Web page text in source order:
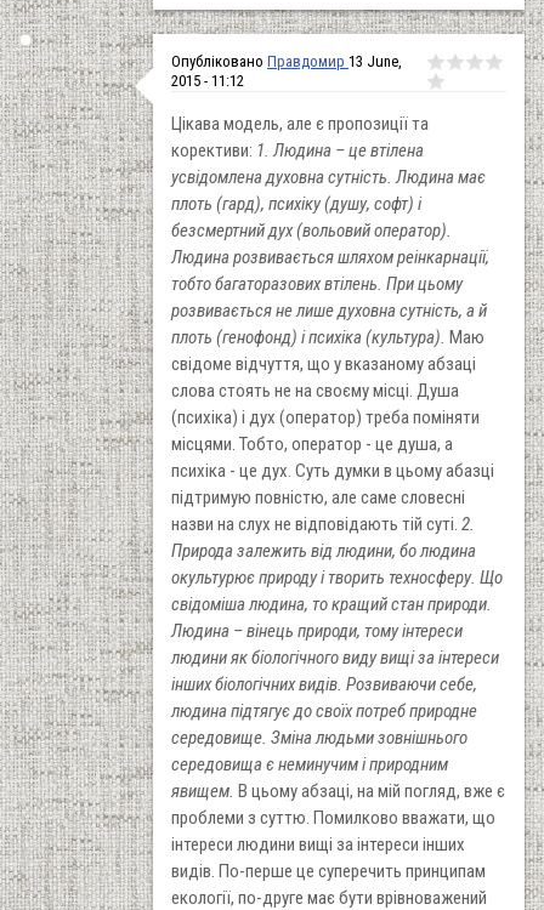
Опубліковано Правдомир 13 June,
2015 - 11:12
Цікава модель, але є пропозиції та
корективи: 1. Людина – це втілена
усвідомлена духовна сутність. Людина має
плоть (гард), психіку (душу, софт) і
безсмертний дух (вольовий оператор).
Людина розвивається шляхом реінкарнації,
тобто багаторазових втілень. При цьому
розвивається не лише духовна сутність, а й
плоть (генофонд) і психіка (культура). Маю
свідоме відчуття, що у вказаному абзаці
слова стоять не на своєму місці. Душа
(психіка) і дух (оператор) треба поміняти
місцями. Тобто, оператор - це душа, а
психіка - це дух. Суть думки в цьому абазці
підтримую повністю, але саме словесні
назви на слух не відповідають тій суті. 2.
Природа залежить від людини, бо людина
окультурює природу і творить техносферу. Що
свідоміша людина, то кращий стан природи.
Людина – вінець природи, тому інтереси
людини як біологічного виду вищі за інтереси
інших біологічних видів. Розвиваючи себе,
людина підтягує до своїх потреб природне
середовище. Зміна людьми зовнішнього
середовища є неминучим і природним
явищем. В цьому абзаці, на мій погляд, вже є
проблеми з суттю. Помилково вважати, що
інтереси людини вищі за інтереси інших
видів. По-перше це суперечить принципам
екології, по-друге має бути врівноважений